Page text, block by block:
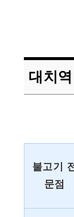
대치
불고기
문점